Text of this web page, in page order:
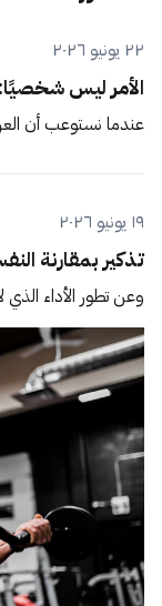
٢٢ يونيو ٢٠٢٦
الأمر ليس
عندما نستوعب أن
١٩ يونيو ٢٠٢٦
تذكير بمقارنة
وعن تطور الأداء